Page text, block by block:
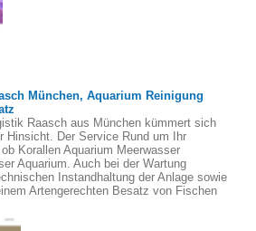
München, Aquarium Reinigung
Raasch aus München kümmert sich
Hinsicht. Der Service Rund um Ihr
Korallen Aquarium Meerwasser
Aquarium. Auch bei der Wartung
Instandhaltung der Anlage sowie
Artengerechten Besatz von Fischen